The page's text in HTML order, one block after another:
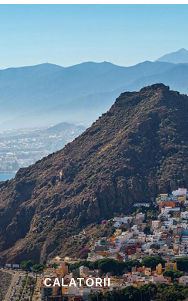
CALATORII